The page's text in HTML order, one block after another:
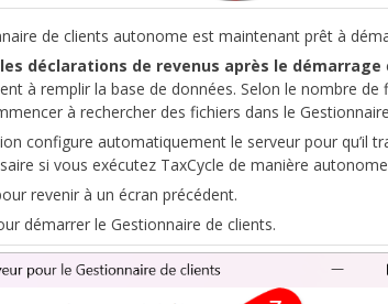
de clients autonome est maintenant prêt à
déclarations de revenus après le démarrage
à remplir la base de données. Selon le nombre
à rechercher des fichiers dans le
configure automatiquement le serveur pour qu’il
si vous exécutez TaxCycle de manière
revenir à un écran précédent.
démarrer le Gestionnaire de clients.